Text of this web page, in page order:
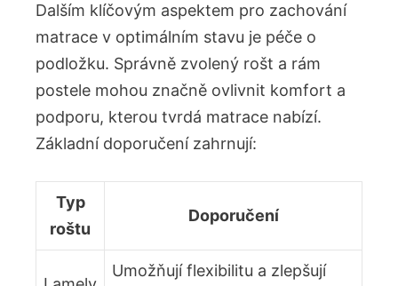
Dalším klíčovým aspektem pro zachování
matrace v optimálním ​stavu je‌ péče o
podložku. ⁢Správně zvolený rošt a rám
postele mohou značně ovlivnit komfort a
podporu, kterou⁤ tvrdá matrace nabízí.
Základní doporučení zahrnují:
Typ‍
roštu
Doporučení
Umožňují flexibilitu ​a zlepšují